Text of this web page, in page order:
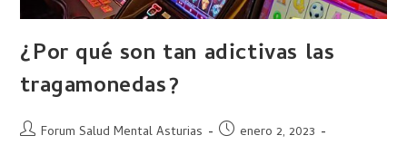
¿Por qué son tan adictivas las
tragamonedas?
Forum Salud Mental Asturias
enero 2, 2023